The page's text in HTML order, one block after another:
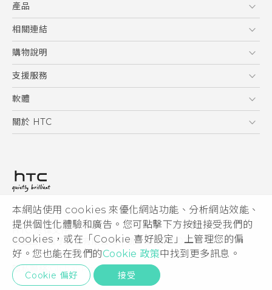
本網站使用 cookies 來優化網站功能、分析網站效能、
提供個性化體驗和廣告。您可點擊下方按鈕接受我們的
cookies，或在「Cookie 喜好設定」上管理您的偏
好。您也能在我們的Cookie 政策中找到更多訊息。
Cookie 偏好 接受
產品
5G
智慧型手機
配件
相關連結
HTC Research
購物說明
購物須知
訂單管理
付款方式
支援服務
到府收送維修服務
服務中心資訊
客戶服務佈告欄
軟體
應用程式
HTC Sync Manager
關於 HTC
投資人
隱私權政策
產品安全性
Cookie
Security and Privacy Whitepaper
© 2011-2026 HTC Corporation
HTC 法律文件
宏達國際電子股份有限公司 | 統一編號16003518
隱私聯絡: Global-Privacy@htc.com